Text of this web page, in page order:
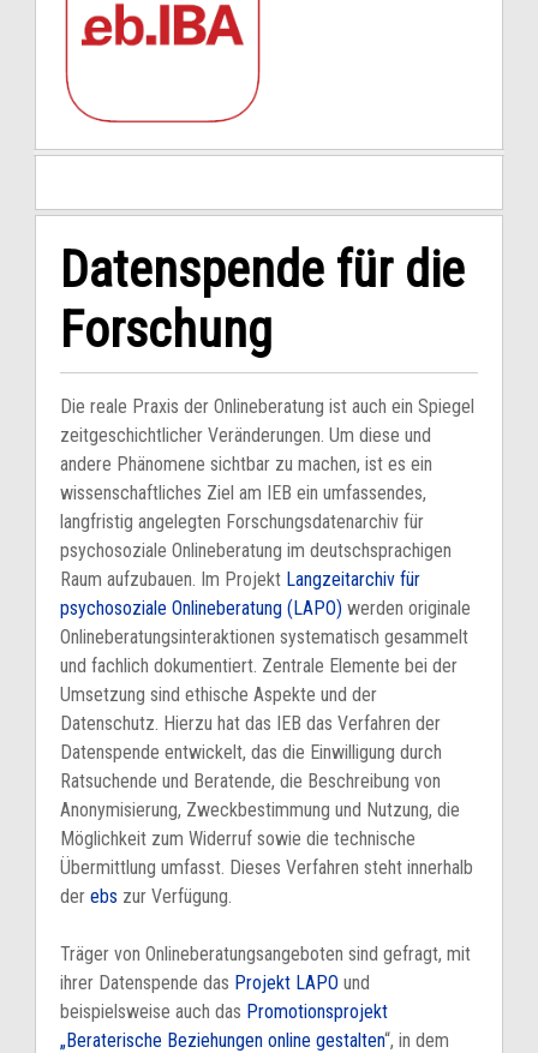
Datenspende für die
Forschung
Die reale Praxis der Onlineberatung ist auch ein Spiegel
zeitgeschichtlicher Veränderungen. Um diese und
andere Phänomene sichtbar zu machen, ist es ein
wissenschaftliches Ziel am IEB ein umfassendes,
langfristig angelegten Forschungsdatenarchiv für
psychosoziale Onlineberatung im deutschsprachigen
Raum aufzubauen. Im Projekt Langzeitarchiv für
psychosoziale Onlineberatung (LAPO) werden originale
Onlineberatungsinteraktionen systematisch gesammelt
und fachlich dokumentiert. Zentrale Elemente bei der
Umsetzung sind ethische Aspekte und der
Datenschutz. Hierzu hat das IEB das Verfahren der
Datenspende entwickelt, das die Einwilligung durch
Ratsuchende und Beratende, die Beschreibung von
Anonymisierung, Zweckbestimmung und Nutzung, die
Möglichkeit zum Widerruf sowie die technische
Übermittlung umfasst. Dieses Verfahren steht innerhalb
der ebs zur Verfügung.
Träger von Onlineberatungsangeboten sind gefragt, mit
ihrer Datenspende das Projekt LAPOund
beispielsweise auch das Promotionsprojekt
„Beraterische Beziehungen online gestalten“, in dem